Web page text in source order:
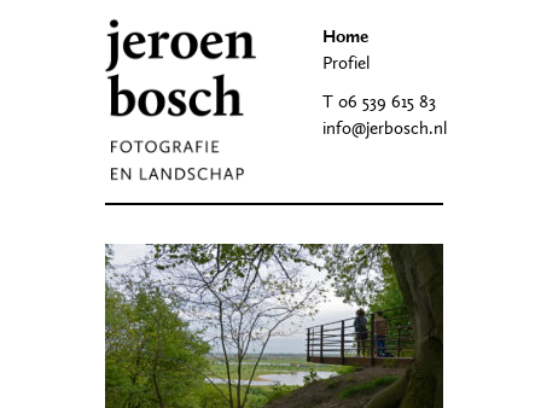
Home
Profiel
T 06 539 615 83
info@jerbosch.nl